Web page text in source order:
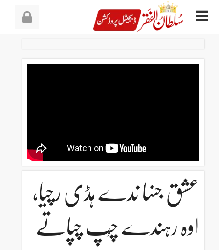
عشق جنہا ندے ہڈی رچیا،
اوہ رہندے چُپ چپاتے